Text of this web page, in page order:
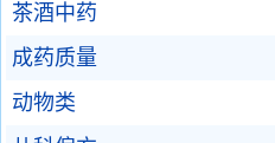
茶酒中药
成药质量
动物类